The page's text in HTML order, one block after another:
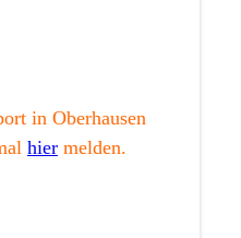
in Oberhausen
hiermelden.